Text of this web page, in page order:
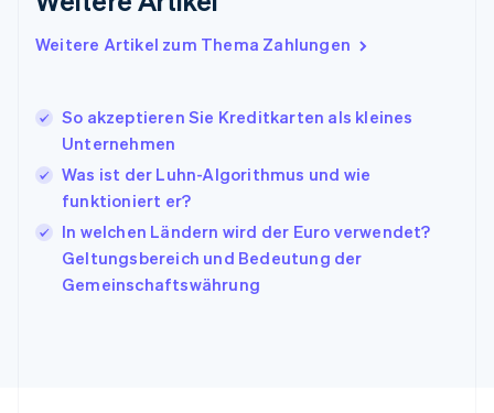
Weitere Artikel zum Thema Zahlungen
So akzeptieren Sie Kreditkarten als kleines
Unternehmen
Was ist der Luhn-Algorithmus und wie
funktioniert er?
In welchen Ländern wird der Euro verwendet?
Geltungsbereich und Bedeutung der
Gemeinschaftswährung
Italien
日本語 English
English Français
Kroatien
EnglishItaliano
English
Liechtenstein
DeutschEnglish